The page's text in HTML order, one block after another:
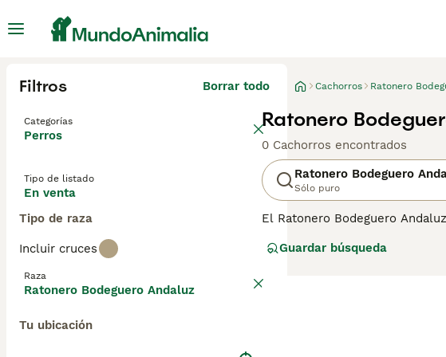
Filtros Borrar todo
Categorías
Perros
Tipo de listado
En venta
Tipo de raza
Incluir cruces
Raza
Ratonero Bodeguero Andaluz
Tu ubicación
Cachorros Ratonero
Ratonero
0 Cachorros encontrados
Ratonero Bodeguero
Sólo puro
El Ratonero Bodeguero
De tamaño mediano y cuerpo
siempre que reciba suficiente
Guardar búsqueda